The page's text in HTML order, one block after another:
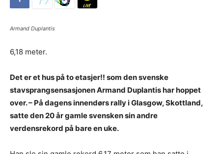
Armand Duplantis
6,18 meter.
Det er et hus på to etasjer!! som den svenske
stavsprangsensasjonen Armand Duplantis har hoppet
over. – På dagens innendørs rally i Glasgow, Skottland,
satte den 20 år gamle svensken sin andre
verdensrekord på bare en uke.